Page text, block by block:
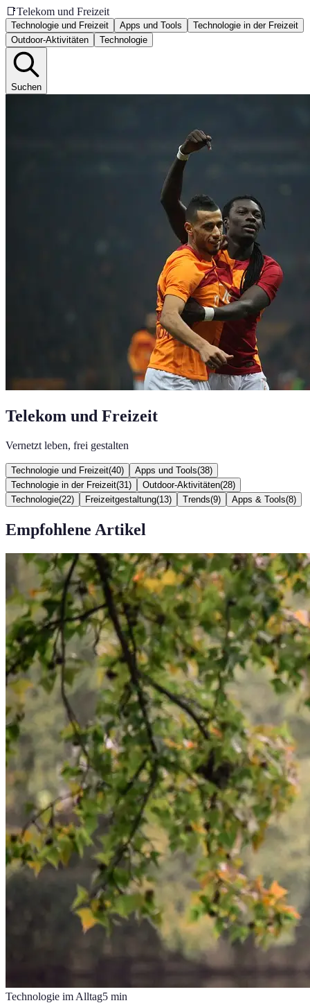
📑Telekom und Freizeit
Technologie und Freizeit Apps und Tools
Technologie in der Freizeit
Outdoor-Aktivitäten
Technologie
Suchen
Telekom und Freizeit
Vernetzt leben, frei gestalten
Technologie und Freizeit(40) Apps und Tools(38)
Technologie in der Freizeit(31 ) Outdoor-Aktivitäten(28)
Technologie(22) Freizeitgestaltung(13) Trends(9) Apps & Tools(8)
Empfohlene Artikel
Technologie im Alltag5 min